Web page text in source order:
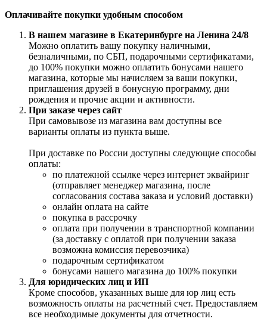
Оплачивайте покупки удобным способом
В нашем магазине в Екатеринбурге на Ленина 24/8
Можно оплатить вашу покупку наличными,
безналичными, по СБП, подарочными сертификатами,
до 100% покупки можно оплатить бонусами нашего
магазина, которые мы начисляем за ваши покупки,
приглашения друзей в бонусную программу, дни
рождения и прочие акции и активности.
При заказе через сайт
При самовывозе из магазина вам доступны все
варианты оплаты из пункта выше.
При доставке по России доступны следующие способы
оплаты:
по платежной ссылке через интернет эквайринг
(отправляет менеджер магазина, после
согласования состава заказа и условий доставки)
онлайн оплата на сайте
покупка в рассрочку
оплата при получении в транспортной компании
(за доставку с оплатой при получении заказа
возможна комиссия перевозчика)
подарочным сертификатом
бонусами нашего магазина до 100% покупки
Для юридических лиц и ИП
Кроме способов, указанных выше для юр лиц есть
возможность оплаты на расчетный счет. Предоставляем
все необходимые документы для отчетности.